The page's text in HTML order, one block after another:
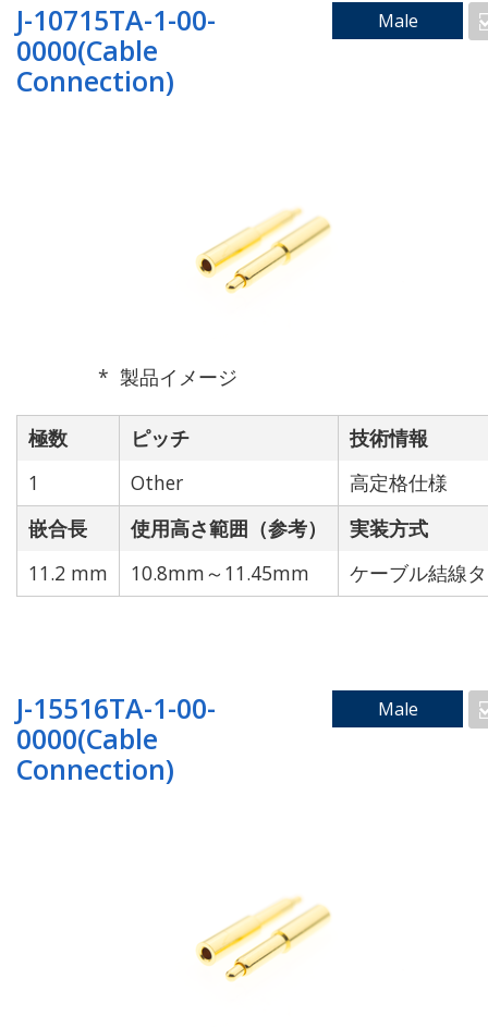
J-10715TA-1-00-
0000(Cable
Connection)
Male
製品イメージ
極数 ピッチ
技術情報
1
Other
高定格仕様
嵌合長
使用高さ範囲（参考）
実装方式
11.2 mm
10.8mm～11.45mm ケーブル結線
J-15516TA-1-00-
0000(Cable
Connection)
Male